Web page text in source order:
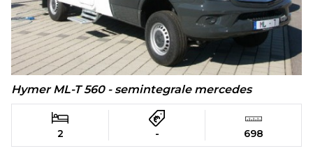
Hymer ML-T 560 - semintegrale mercedes
2 - 698